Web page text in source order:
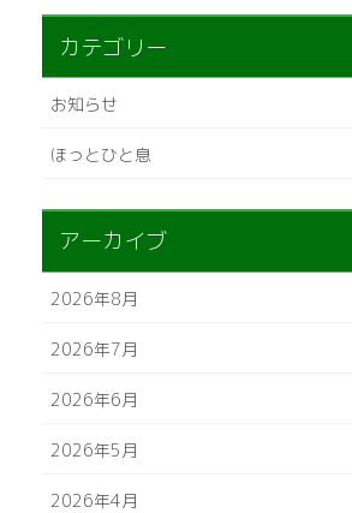
カテゴリー
お知らせ
ほっとひと息
アーカイブ
2026年8月
2026年7月
2026年6月
2026年5月
2026年4月